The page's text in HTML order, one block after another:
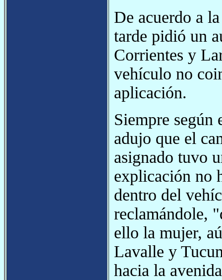
De acuerdo a
tarde pidió un
Corrientes y
vehículo no
aplicación.
Siempre
adujo que el
asignado tuvo
explicación no
dentro del
reclamándole,
ello la mujer,
Lavalle y
hacia la